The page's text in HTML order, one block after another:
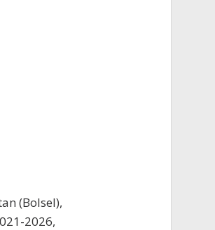
(Bolsel),
2026,